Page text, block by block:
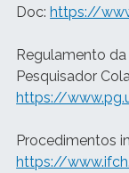
Doc:https://
Regulamento
Pesquisador
https://
Procedimentos
https://